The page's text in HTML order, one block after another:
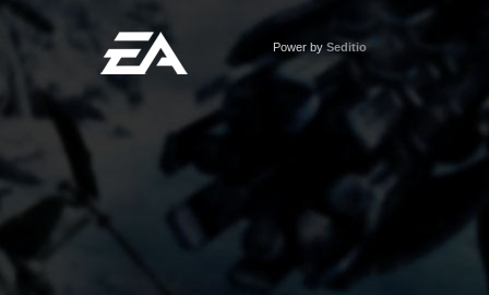
Power by Seditio